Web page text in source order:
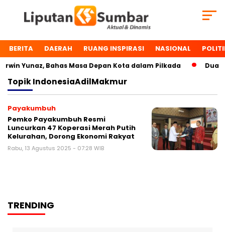
BERITA DAERAH RUANG INSPIRASI NASIONAL
Yunaz, Bahas Masa Depan Kota dalam Pilkada Dua
TopikIndonesiaAdilMakmur
Payakumbuh
Pemko Payakumbuh Resmi
Luncurkan 47 Koperasi Merah Putih
Kelurahan, Dorong Ekonomi Rakyat
Rabu, 13 Agustus 2025 - 07:28 WIB
TRENDING